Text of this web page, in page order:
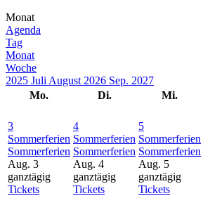
Monat
Agenda
Tag
Monat
Woche
2025 Juli August 2026 Sep. 2027
Mo.
Di. Mi.
3
Sommerferien
Sommerferien
Aug. 3
ganztägig
Tickets
4
Sommerferien
Sommerferien
Aug. 4
ganztägig
Tickets
5
Sommerferien
Sommerferien
Aug. 5
ganztägig
Tickets